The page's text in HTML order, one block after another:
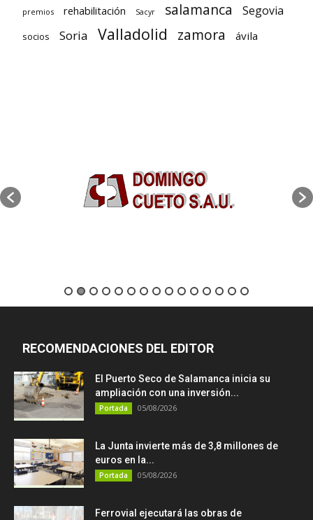
premios rehabilitación Sacyr salamanca Segovia
socios Soria Valladolid zamora ávila
RECOMENDACIONES DEL EDITOR
El Puerto Seco de Salamanca inicia su
ampliación con una inversión...
Portada 05/08/2026
La Junta invierte más de 3,8 millones de
euros en la...
Portada 05/08/2026
Ferrovial ejecutará las obras de